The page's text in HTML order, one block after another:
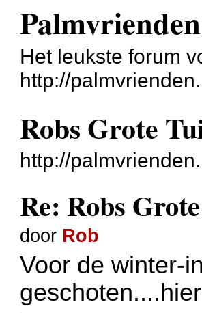
Het leukste forum
http://
Robs Grote
http://
Re: Robs
door Rob
Voor de winter-